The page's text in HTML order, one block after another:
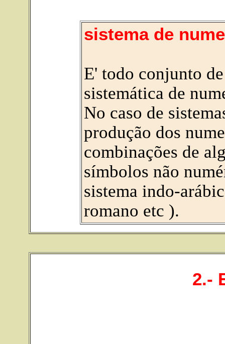
sistema de
E' todo conjunto
sistemática de
No caso de
produção dos
combinações de
símbolos não
sistema indo-
romano etc ).
2.-